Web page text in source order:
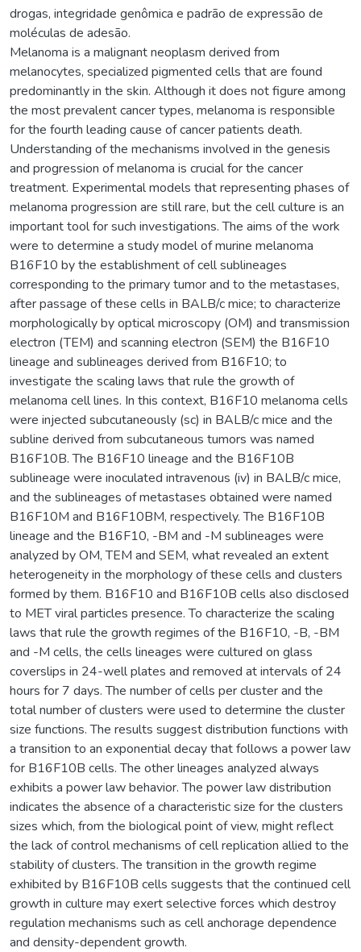
drogas, integridade genômica e padrão de expressão de
moléculas de adesão.
Melanoma is a malignant neoplasm derived from
melanocytes, specialized pigmented cells that are found
predominantly in the skin. Although it does not figure among
the most prevalent cancer types, melanoma is responsible
for the fourth leading cause of cancer patients death.
Understanding of the mechanisms involved in the genesis
and progression of melanoma is crucial for the cancer
treatment. Experimental models that representing phases of
melanoma progression are still rare, but the cell culture is an
important tool for such investigations. The aims of the work
were to determine a study model of murine melanoma
B16F10 by the establishment of cell sublineages
corresponding to the primary tumor and to the metastases,
after passage of these cells in BALB/c mice; to characterize
morphologically by optical microscopy (OM) and transmission
electron (TEM) and scanning electron (SEM) the B16F10
lineage and sublineages derived from B16F10; to
investigate the scaling laws that rule the growth of
melanoma cell lines. In this context, B16F10 melanoma cells
were injected subcutaneously (sc) in BALB/c mice and the
subline derived from subcutaneous tumors was named
B16F10B. The B16F10 lineage and the B16F10B
sublineage were inoculated intravenous (iv) in BALB/c mice,
and the sublineages of metastases obtained were named
B16F10M and B16F10BM, respectively. The B16F10B
lineage and the B16F10, -BM and -M sublineages were
analyzed by OM, TEM and SEM, what revealed an extent
heterogeneity in the morphology of these cells and clusters
formed by them. B16F10 and B16F10B cells also disclosed
to MET viral particles presence. To characterize the scaling
laws that rule the growth regimes of the B16F10, -B, -BM
and -M cells, the cells lineages were cultured on glass
coverslips in 24-well plates and removed at intervals of 24
hours for 7 days. The number of cells per cluster and the
total number of clusters were used to determine the cluster
size functions. The results suggest distribution functions with
a transition to an exponential decay that follows a power law
for B16F10B cells. The other lineages analyzed always
exhibits a power law behavior. The power law distribution
indicates the absence of a characteristic size for the clusters
sizes which, from the biological point of view, might reflect
the lack of control mechanisms of cell replication allied to the
stability of clusters. The transition in the growth regime
exhibited by B16F10B cells suggests that the continued cell
growth in culture may exert selective forces which destroy
regulation mechanisms such as cell anchorage dependence
and density-dependent growth.